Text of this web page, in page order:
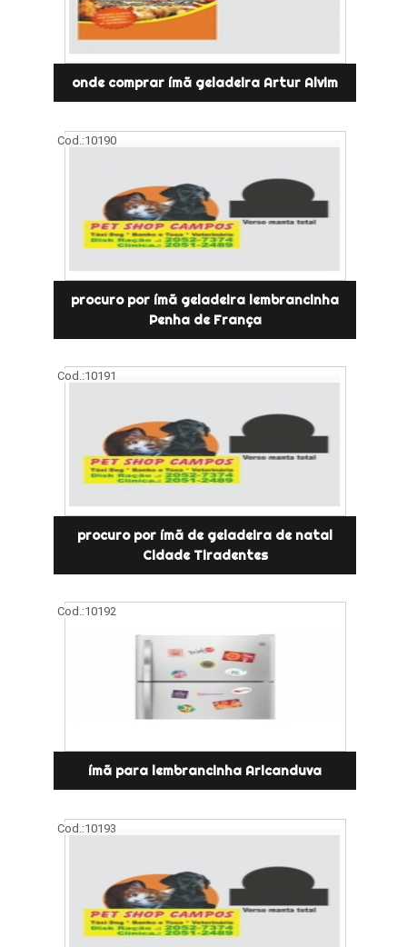
onde comprar ímã geladeira Artur Alvim
Cod.:10190
procuro por ímã geladeira lembrancinha
Penha de França
Cod.:10191
procuro por ímã de geladeira de natal
Cidade Tiradentes
Cod.:10192
ímã para lembrancinha Aricanduva
Cod.:10193